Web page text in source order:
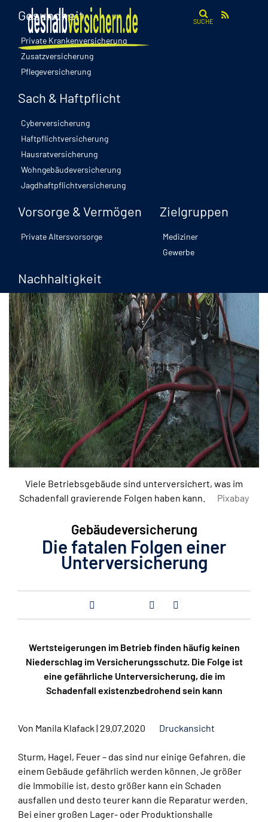
SUCHE
Gesundheit
Private Krankenversicherung
Zusatzversicherung
Pflegeversicherung
Sach & Haftpflicht
Cyberversicherung
Haftpflichtversicherung
Hausratversicherung
Wohngebäudeversicherung
Jagdhaftpflichtversicherung
Vorsorge & Vermögen
Private Altersvorsorge
Zielgruppen
Mediziner
Gewerbe
Nachhaltigkeit
Viele Betriebsgebäude sind unterversichert, was im
Schadenfall gravierende Folgen haben kann.
Pixabay
Gebäudeversicherung
Die fatalen Folgen einer
Unterversicherung
Wertsteigerungen im Betrieb finden häufig keinen
Niederschlag im Versicherungsschutz. Die Folge ist
eine gefährliche Unterversicherung, die im
Schadenfall existenzbedrohend sein kann
Von Manila Klafack | 29.07.2020 Druckansicht
Sturm, Hagel, Feuer – das sind nur einige Gefahren, die
einem Gebäude gefährlich werden können. Je größer
die Immobilie ist, desto größer kann ein Schaden
ausfallen und desto teurer kann die Reparatur werden.
Bei einer großen Lager- oder Produktionshalle